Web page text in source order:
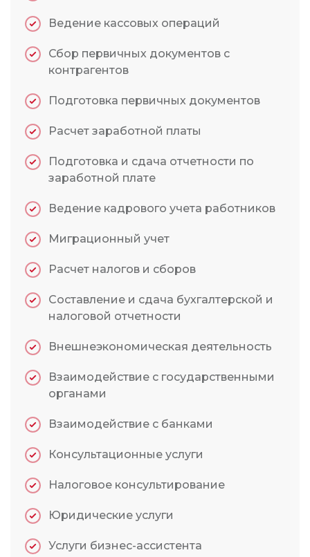
Ведение кассовых операций
Сбор первичных документов с
контрагентов
Подготовка первичных документов
Расчет заработной платы
Подготовка и сдача отчетности по
заработной плате
Ведение кадрового учета работников
Миграционный учет
Расчет налогов и сборов
Составление и сдача бухгалтерской и
налоговой отчетности
Внешнеэкономическая деятельность
Взаимодействие с государственными
органами
Взаимодействие с банками
Консультационные услуги
Налоговое консультирование
Юридические услуги
Услуги бизнес-ассистента